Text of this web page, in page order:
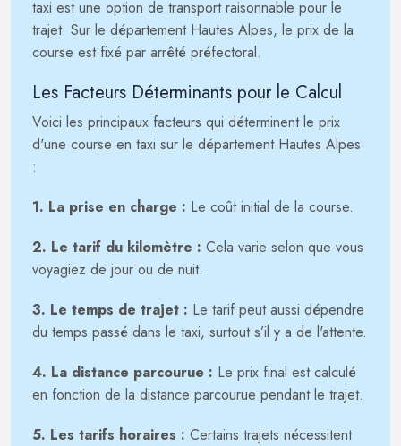
taxi est une option de transport raisonnable pour le
trajet. Sur le département Hautes Alpes, le prix de la
course est fixé par arrêté préfectoral.
Les Facteurs Déterminants pour le Calcul
Voici les principaux facteurs qui déterminent le prix
d'une course en taxi sur le département Hautes Alpes
:
1. La prise en charge : Le coût initial de la course.
2. Le tarif du kilomètre : Cela varie selon que vous
voyagiez de jour ou de nuit.
3. Le temps de trajet : Le tarif peut aussi dépendre
du temps passé dans le taxi, surtout s’il y a de l'attente.
4. La distance parcourue : Le prix final est calculé
en fonction de la distance parcourue pendant le trajet.
5. Les tarifs horaires : Certains trajets nécessitent